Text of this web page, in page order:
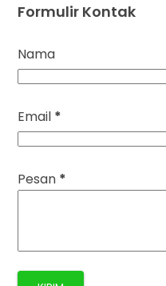
Formulir Kontak
Nama
Email *
Pesan *